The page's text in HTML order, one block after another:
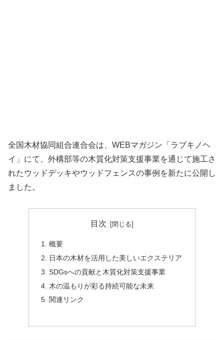
全国木材協同組合連合会は、WEBマガジン「ラブキノヘ
イ」にて、外構部等の木質化対策支援事業を通じて施工さ
れたウッドデッキやウッドフェンスの事例を新たに公開し
ました。
目次
概要
日本の木材を活用した美しいエクステリア
SDGsへの貢献と木質化対策支援事業
木の温もりが彩る持続可能な未来
関連リンク